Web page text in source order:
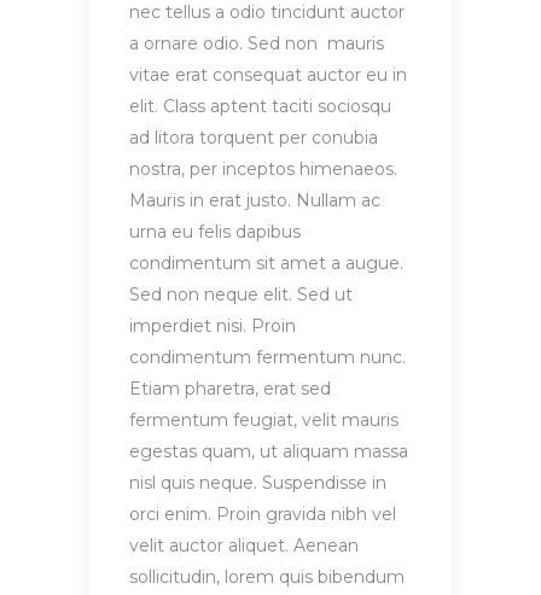
nec tellus a odio tincidunt auctor
a ornare odio. Sed non mauris
vitae erat consequat auctor eu in
elit. Class aptent taciti sociosqu
ad litora torquent per conubia
nostra, per inceptos himenaeos.
Mauris in erat justo. Nullam ac
urna eu felis dapibus
condimentum sit amet a augue.
Sed non neque elit. Sed ut
imperdiet nisi. Proin
condimentum fermentum nunc.
Etiam pharetra, erat sed
fermentum feugiat, velit mauris
egestas quam, ut aliquam massa
nisl quis neque. Suspendisse in
orci enim. Proin gravida nibh vel
velit auctor aliquet. Aenean
sollicitudin, lorem quis bibendum